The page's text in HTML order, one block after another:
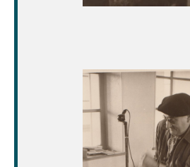
Image